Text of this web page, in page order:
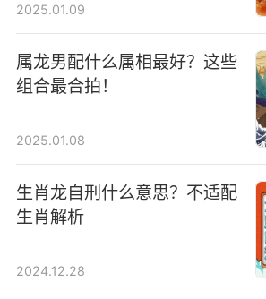
2025.01.09
属龙男配什么属相最好？这些
组合最合拍！
2025.01.08
生肖龙自刑什么意思？不适配
生肖解析
2024.12.28